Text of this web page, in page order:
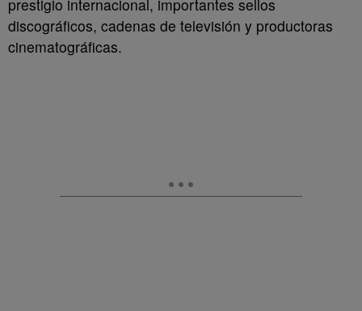
prestigio internacional, importantes sellos
discográficos, cadenas de televisión y productoras
cinematográficas.